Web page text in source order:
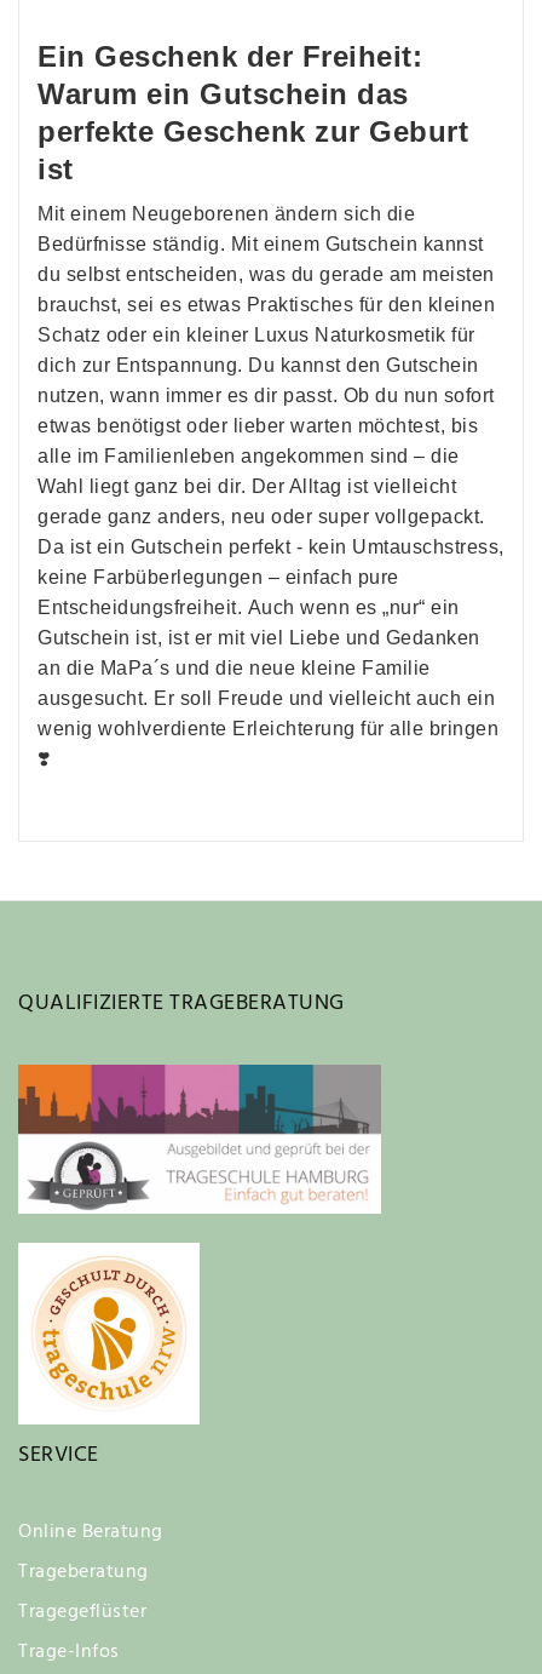
Ein Geschenk der Freiheit:
Warum ein Gutschein das
perfekte Geschenk zur Geburt
ist
Mit einem Neugeborenen ändern sich die
Bedürfnisse ständig. Mit einem Gutschein kannst
du selbst entscheiden, was du gerade am meisten
brauchst, sei es etwas Praktisches für den kleinen
Schatz oder ein kleiner Luxus Naturkosmetik für
dich zur Entspannung. Du kannst den Gutschein
nutzen, wann immer es dir passt. Ob du nun sofort
etwas benötigst oder lieber warten möchtest, bis
alle im Familienleben angekommen sind – die
Wahl liegt ganz bei dir. Der Alltag ist vielleicht
gerade ganz anders, neu oder super vollgepackt.
Da ist ein Gutschein perfekt - kein Umtauschstress,
keine Farbüberlegungen – einfach pure
Entscheidungsfreiheit. Auch wenn es „nur“ ein
Gutschein ist, ist er mit viel Liebe und Gedanken
an die MaPa´s und die neue kleine Familie
ausgesucht. Er soll Freude und vielleicht auch ein
wenig wohlverdiente Erleichterung für alle bringen
❣️
QUALIFIZIERTE TRAGEBERATUNG
SERVICE
Online Beratung
Trageberatung
Tragegeflüster
Trage-Infos